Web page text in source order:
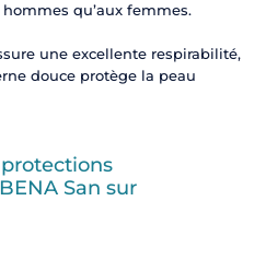
qu’aux femmes.
une excellente respirabilité,
douce protège la peau
San sur